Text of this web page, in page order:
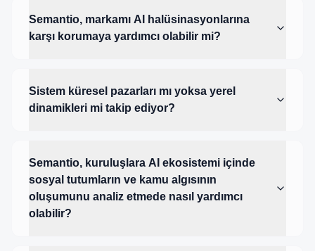
Semantio, markamı AI halüsinasyonlarına
karşı korumaya yardımcı olabilir mi?
Sistem küresel pazarları mı yoksa yerel
dinamikleri mi takip ediyor?
Semantio, kuruluşlara AI ekosistemi içinde
sosyal tutumların ve kamu algısının
oluşumunu analiz etmede nasıl yardımcı
olabilir?